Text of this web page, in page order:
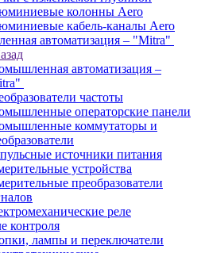
колонны Aero
кабель-каналы Aero
автоматизация – "Mitra"
автоматизация –
частоты
операторские панели
коммутаторы и
источники питания
устройства
преобразователи
реле
контроля
лампы и переключатели